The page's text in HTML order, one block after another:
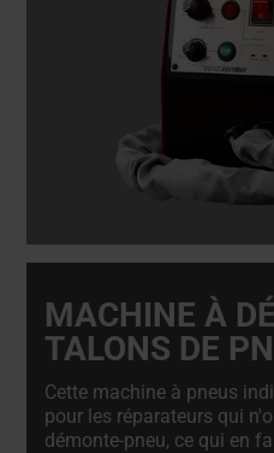
MACHINE À
TALONS DE
Cette machine à pneus
pour les réparateurs qui
démonte-pneu, ce qui en